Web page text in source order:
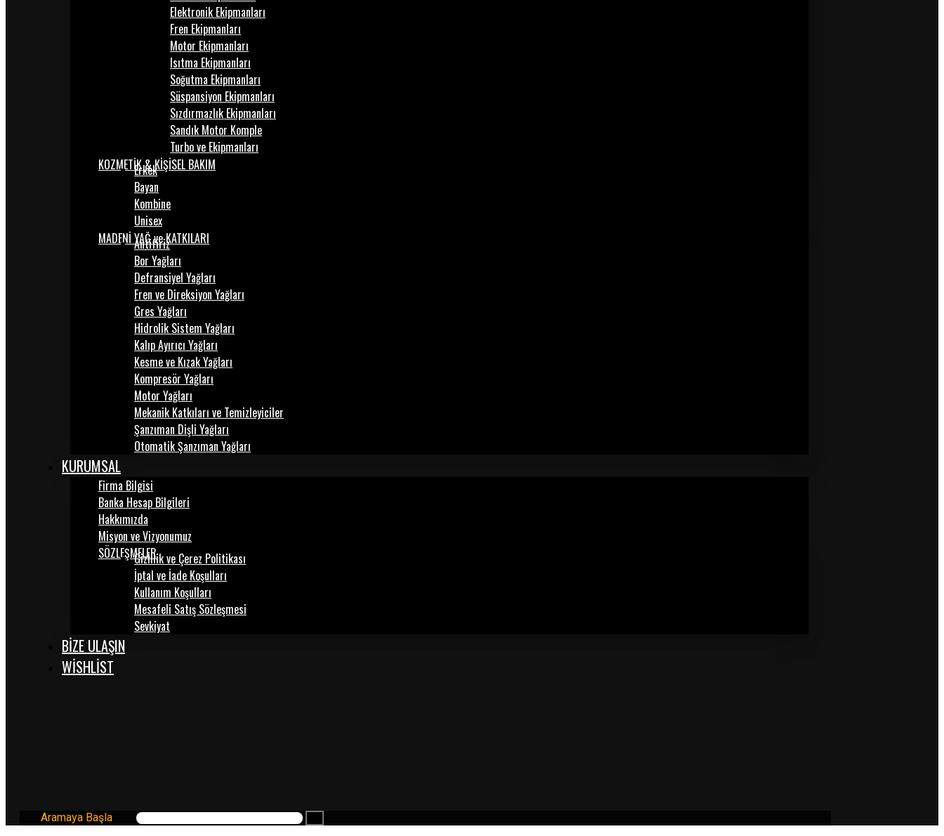
Elektronik Ekipmanları
Fren Ekipmanları
Motor Ekipmanları
Isıtma Ekipmanları
Soğutma Ekipmanları
Süspansiyon Ekipmanları
Sızdırmazlık Ekipmanları
Sandık Motor Komple
Turbo ve Ekipmanları
KOZMETİK & KİŞİSEL BAKIM
Erkek
Bayan
Kombine
Unisex
MADENİ YAĞ ve KATKILARI
Antifiriz
Bor Yağları
Defransiyel Yağları
Fren ve Direksiyon Yağları
Gres Yağları
Hidrolik Sistem Yağları
Kalıp Ayırıcı Yağları
Kesme ve Kızak Yağları
Kompresör Yağları
Motor Yağları
Mekanik Katkıları ve Temizleyiciler
Şanzıman Dişli Yağları
Otomatik Şanzıman Yağları
KURUMSAL
Firma Bilgisi
Banka Hesap Bilgileri
Hakkımızda
Misyon ve Vizyonumuz
SÖZLEŞMELERGizlilik ve Çerez Politikası
İptal ve İade Koşulları
Kullanım Koşulları
Mesafeli Satış Sözleşmesi
Sevkiyat
BİZE ULAŞIN
WISHLIST
Aramaya Başla